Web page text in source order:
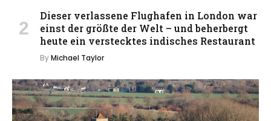
Dieser verlassene Flughafen in London war
einst der größte der Welt – und beherbergt
heute ein verstecktes indisches Restaurant
ByMichael Taylor